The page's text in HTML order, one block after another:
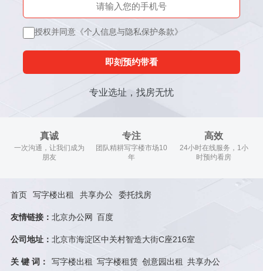
授权并同意《个人信息与隐私保护条款》
即刻预约带看
专业选址，找房无忧
真诚
一次沟通，让我们成为
朋友
专注
团队精耕写字楼市场10
年
高效
24小时在线服务，1小
时预约看房
首页 写字楼出租 共享办公 委托找房
友情链接： 北京办公网 百度
公司地址： 北京市海淀区中关村智造大街C座216室
关 键 词： 写字楼出租 写字楼租赁 创意园出租 共享办公